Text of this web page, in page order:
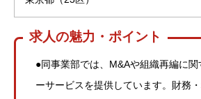
求人の魅力・ポイント
●同事業部では、M&Aや組織再編に関
ーサービスを提供しています。財務